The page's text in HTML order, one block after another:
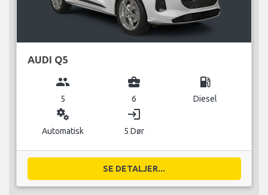
AUDI Q5
group
5
business_center
6
local_gas_station
Diesel
miscellaneous_services
Automatisk
login
5 Dør
SE DETALJER...